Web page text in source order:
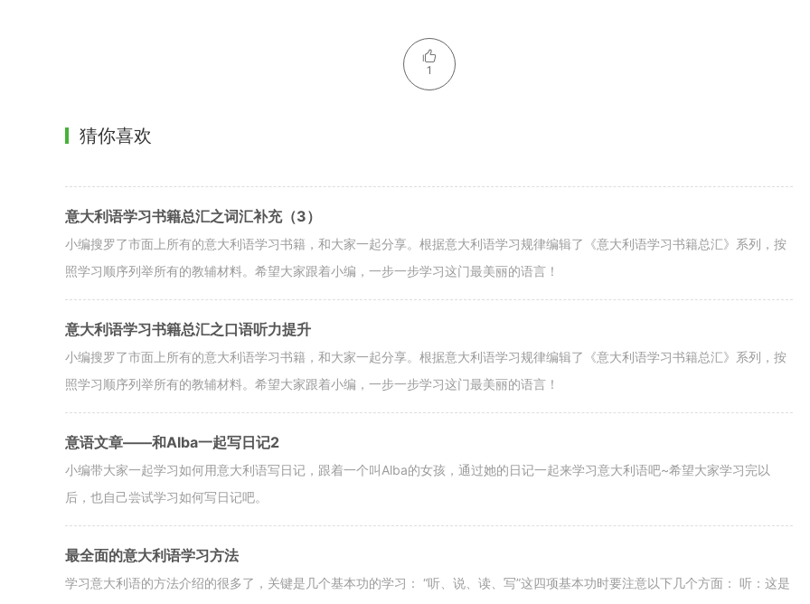
1
猜你喜欢
意大利语学习书籍总汇之词汇补充（3）
小编搜罗了市面上所有的意大利语学习书籍，和大家一起分享。根据意大利语学习规律编辑了《意大利语学习书籍总汇》系列，按
照学习顺序列举所有的教辅材料。希望大家跟着小编，一步一步学习这门最美丽的语言！
意大利语学习书籍总汇之口语听力提升
小编搜罗了市面上所有的意大利语学习书籍，和大家一起分享。根据意大利语学习规律编辑了《意大利语学习书籍总汇》系列，按
照学习顺序列举所有的教辅材料。希望大家跟着小编，一步一步学习这门最美丽的语言！
意语文章——和Alba一起写日记2
小编带大家一起学习如何用意大利语写日记，跟着一个叫Alba的女孩，通过她的日记一起来学习意大利语吧~希望大家学习完以
后，也自己尝试学习如何写日记吧。
最全面的意大利语学习方法
学习意大利语的方法介绍的很多了，关键是几个基本功的学习： “听、说、读、写”这四项基本功时要注意以下几个方面： 听：这是